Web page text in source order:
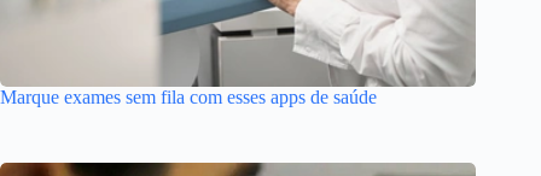
Marque exames sem fila com esses apps de saúde